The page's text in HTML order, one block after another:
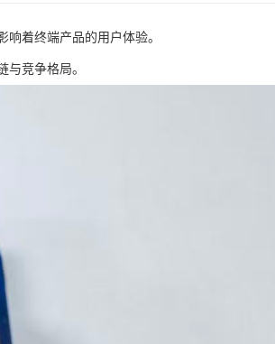
着终端产品的用户体验。
竞争格局。